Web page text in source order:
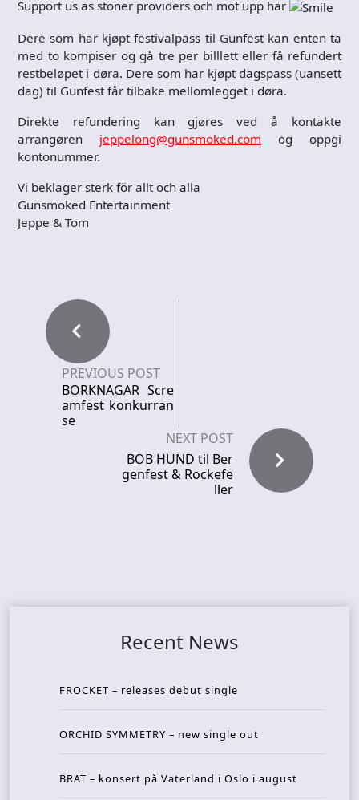
Support us as stoner providers och möt upp här
Dere som har kjøpt festivalpass til Gunfest kan enten ta
med to kompiser og gå tre per billlett eller få refundert
restbeløpet i døra. Dere som har kjøpt dagspass (uansett
dag) til Gunfest får tilbake mellomlegget i døra.
Direkte refundering kan gjøres ved å kontakte
arrangøren jeppelong@gunsmoked.com og oppgi
kontonummer.
Vi beklager sterk för allt och alla
Gunsmoked Entertainment
Jeppe & Tom
PREVIOUS POST
BORKNAGAR Scre
amfest konkurran
se
NEXT POST
BOB HUND til Ber
genfest & Rockefe
ller
Recent News
FROCKET – releases debut single
ORCHID SYMMETRY – new single out
BRAT – konsert på Vaterland i Oslo i august